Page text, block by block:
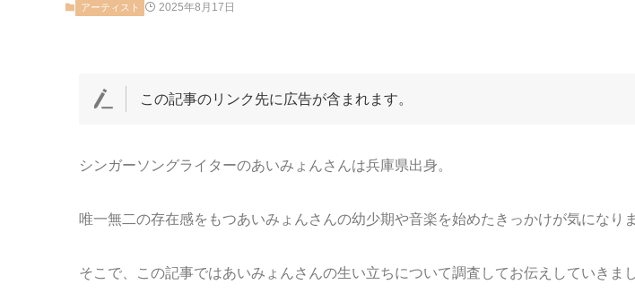
アーティスト 2025年8月17日
この記事のリンク先に広告が含まれます。
シンガーソングライターのあいみょんさんは兵庫県出身。
唯一無二の存在感をもつあいみょんさんの幼少期や音楽を始めたきっかけが気になり
そこで、この記事ではあいみょんさんの生い立ちについて調査してお伝えしていきま